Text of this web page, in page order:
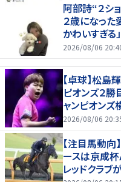
阿部詩“２シ
２歳になった
かわいすぎる」
2026/08/06
【卓球】松
ピオンズ２
ャンピオンズ
2026/08/06
【注目馬動向
ースは京成
レッドクラブ